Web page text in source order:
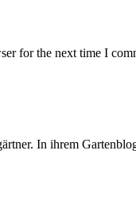
for the next time I
In ihrem